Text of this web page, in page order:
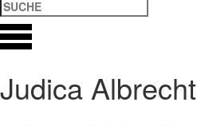
Judica Albrecht